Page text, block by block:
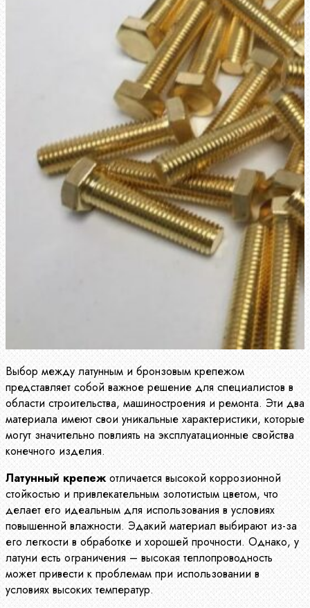
Выбор между латунным и бронзовым крепежом
представляет собой важное решение для специалистов в
области строительства, машиностроения и ремонта. Эти два
материала имеют свои уникальные характеристики, которые
могут значительно повлиять на эксплуатационные свойства
конечного изделия.
Латунный крепежотличается высокой коррозионной
стойкостью и привлекательным золотистым цветом, что
делает его идеальным для использования в условиях
повышенной влажности. Эдакий материал выбирают из-за
его легкости в обработке и хорошей прочности. Однако, у
латуни есть ограничения – высокая теплопроводность
может привести к проблемам при использовании в
условиях высоких температур.